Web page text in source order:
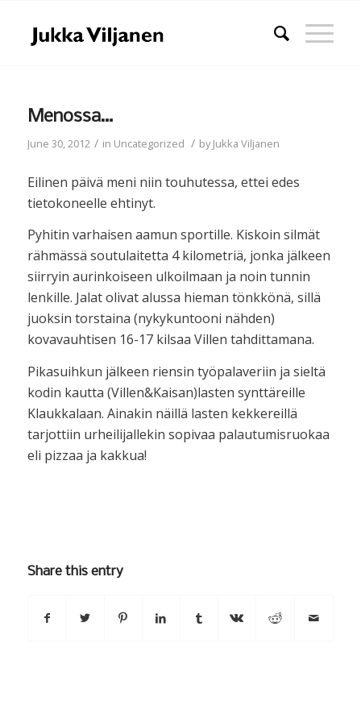
Menossa…
June 30, 2012 / in Uncategorized / byJukka Viljanen
Eilinen päivä meni niin touhutessa, ettei edes
tietokoneelle ehtinyt.
Pyhitin varhaisen aamun sportille. Kiskoin silmät
rähmässä soutulaitetta 4 kilometriä, jonka jälkeen
siirryin aurinkoiseen ulkoilmaan ja noin tunnin
lenkille. Jalat olivat alussa hieman tönkkönä, sillä
juoksin torstaina (nykykuntooni nähden)
kovavauhtisen 16-17 kilsaa Villen tahdittamana.
Pikasuihkun jälkeen riensin työpalaveriin ja sieltä
kodin kautta (Villen&Kaisan)lasten synttäreille
Klaukkalaan. Ainakin näillä lasten kekkereillä
tarjottiin urheilijallekin sopivaa palautumisruokaa
eli pizzaa ja kakkua!
Share this entry